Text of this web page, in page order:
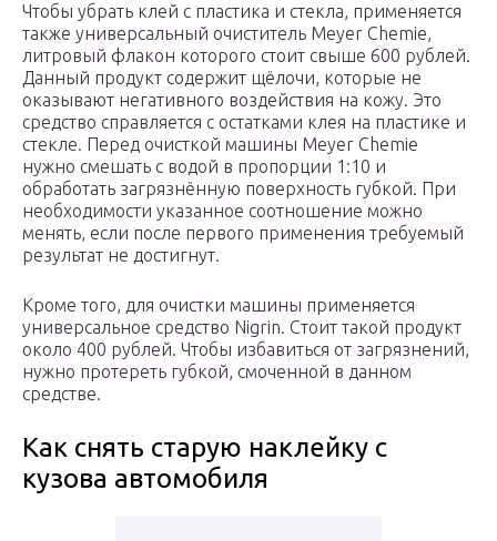
Чтобы убрать клей с пластика и стекла, применяется
также универсальный очиститель Meyer Chemie,
литровый флакон которого стоит свыше 600 рублей.
Данный продукт содержит щёлочи, которые не
оказывают негативного воздействия на кожу. Это
средство справляется с остатками клея на пластике и
стекле. Перед очисткой машины Meyer Chemie
нужно смешать с водой в пропорции 1:10 и
обработать загрязнённую поверхность губкой. При
необходимости указанное соотношение можно
менять, если после первого применения требуемый
результат не достигнут.
Кроме того, для очистки машины применяется
универсальное средство Nigrin. Стоит такой продукт
около 400 рублей. Чтобы избавиться от загрязнений,
нужно протереть губкой, смоченной в данном
средстве.
Как снять старую наклейку с
кузова автомобиля